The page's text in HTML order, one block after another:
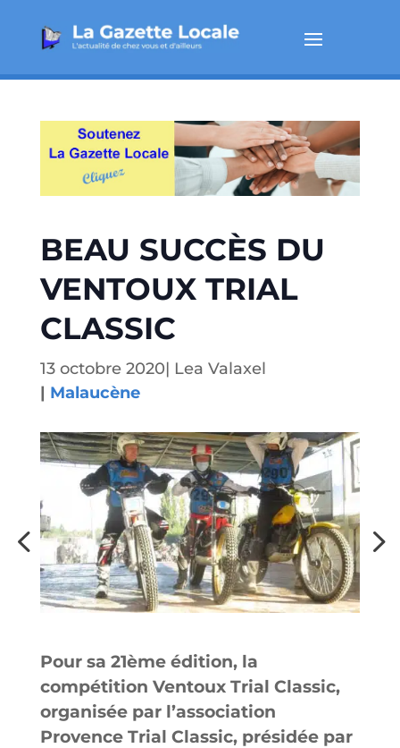
BEAU SUCCÈS DU
VENTOUX TRIAL
CLASSIC
13 octobre 2020| Lea Valaxel
| Malaucène
Pour sa 21ème édition, la
compétition Ventoux Trial Classic,
organisée par l’association
Provence Trial Classic, présidée par